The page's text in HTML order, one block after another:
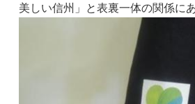
美しい信州」と表裏一体の関係に